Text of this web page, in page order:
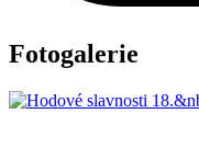
Fotogalerie